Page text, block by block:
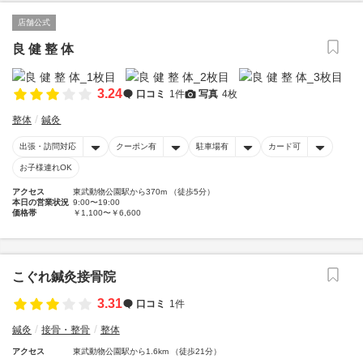
店舗公式
良 健 整 体
3.24 口コミ 1件 写真 4枚
整体 鍼灸
出張・訪問対応 クーポン有 駐車場有 カード可
お子様連れOK
アクセス
東武動物公園駅から370m （徒歩5分）
本日の営業状況 9:00〜19:00
価格帯
￥1,100〜￥6,600
こぐれ鍼灸接骨院
3.31
口コミ 1件
鍼灸 接骨・整骨 整体
アクセス 東武動物公園駅から1.6km （徒歩21分）